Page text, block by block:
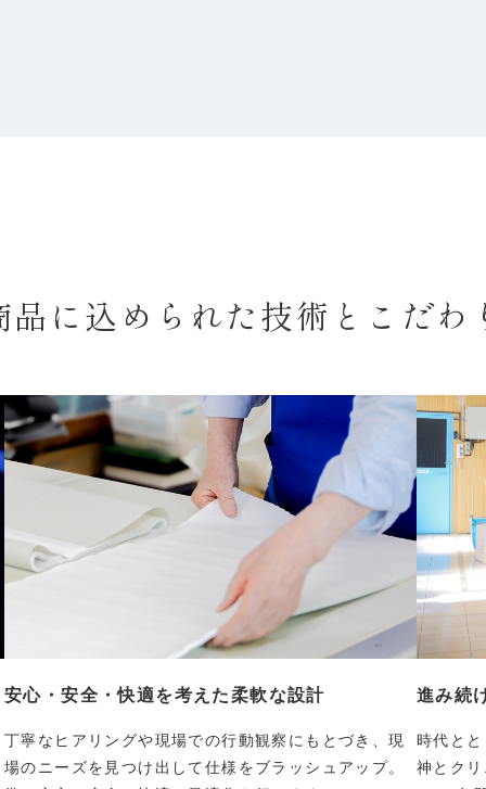
品に込められた技術とこだわ
安心・安全・快適を考えた柔軟な設計
丁寧なヒアリングや現場での行動観察にもとづき、現
場のニーズを見つけ出して仕様をブラッシュアップ。
進み続
時代と
神とク